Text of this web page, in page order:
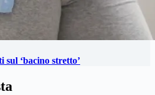
‘bacino stretto’